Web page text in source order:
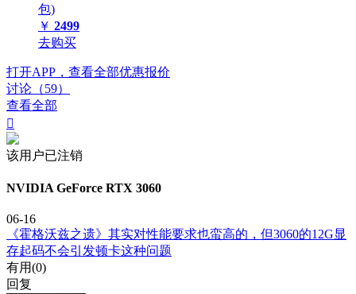
包)
￥ 2499
去购买
打开APP，查看全部优惠报价
讨论（59）
查看全部

该用户已注销
NVIDIA GeForce RTX 3060
06-16
《霍格沃兹之遗》其实对性能要求也蛮高的，但3060的12G显
存起码不会引发顿卡这种问题
有用(0)
回复